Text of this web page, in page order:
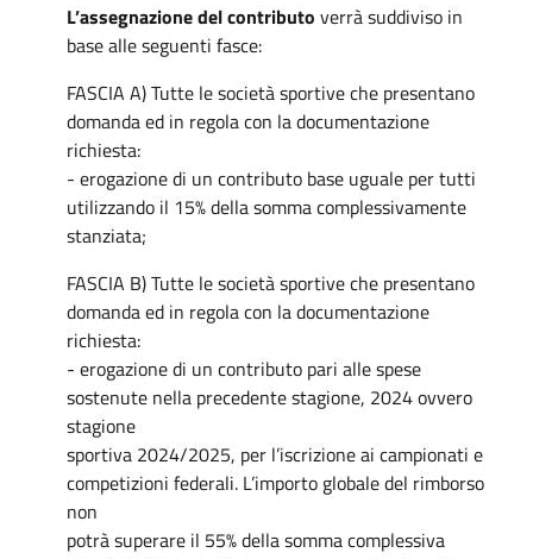
L’assegnazione del contributo verrà suddiviso in
base alle seguenti fasce:
FASCIA A) Tutte le società sportive che presentano
domanda ed in regola con la documentazione
richiesta:
- erogazione di un contributo base uguale per tutti
utilizzando il 15% della somma complessivamente
stanziata;
FASCIA B) Tutte le società sportive che presentano
domanda ed in regola con la documentazione
richiesta:
- erogazione di un contributo pari alle spese
sostenute nella precedente stagione, 2024 ovvero
stagione
sportiva 2024/2025, per l’iscrizione ai campionati e
competizioni federali. L’importo globale del rimborso
non
potrà superare il 55% della somma complessiva